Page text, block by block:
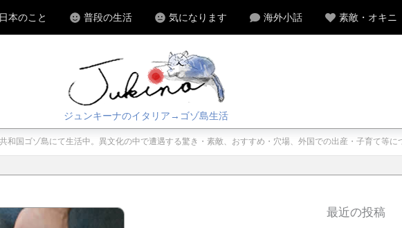
日本のこと 普段の生活 気になります 海外小話 素敵・オキニ
ジュンキーナのイタリア→ゴゾ島生活
和国ゴゾ島にて生活中。異文化の中で遭遇する驚き・素敵、おすすめ・穴場、外国での出産・子育て等に
最近の投稿